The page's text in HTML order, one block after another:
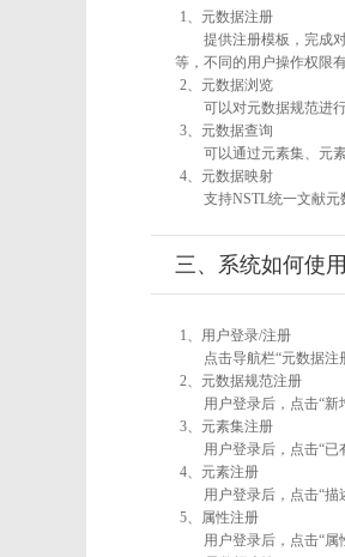
1、元数据注册
提供注册模板，完成
等，不同的用户操作权限
2、元数据浏览
可以对元数据规范进
3、元数据查询
可以通过元素集、元
4、元数据映射
支持NSTL统一文献元
三、系统如何使用
1、用户登录/注册
点击导航栏“元数据注
2、元数据规范注册
用户登录后，点击“新
3、元素集注册
用户登录后，点击“已
4、元素注册
用户登录后，点击“描
5、属性注册
用户登录后，点击“属